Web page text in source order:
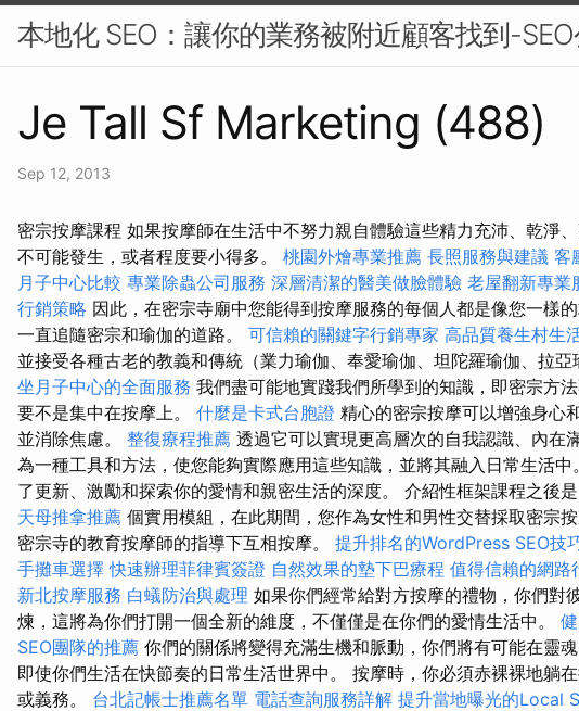
本地化 SEO：讓你的業務被附近顧客找到-SEO
Je Tall Sf Marketing (488)
Sep 12, 2013
密宗按摩課程 如果按摩師在生活中不努力親自體驗這些精力充沛、乾淨
不可能發生，或者程度要小得多。 桃園外燴專業推薦 長照服務與建議 客
月子中心比較 專業除蟲公司服務 深層清潔的醫美做臉體驗 老屋翻新專業
行銷策略 因此，在密宗寺廟中您能得到按摩服務的每個人都是像您一樣
一直追隨密宗和瑜伽的道路。 可信賴的關鍵字行銷專家 高品質養生村生
並接受各種古老的教義和傳統（業力瑜伽、奉愛瑜伽、坦陀羅瑜伽、拉亞
坐月子中心的全面服務 我們盡可能地實踐我們所學到的知識，即密宗方
要不是集中在按摩上。 什麼是卡式台胞證 精心的密宗按摩可以增強身心
並消除焦慮。 整復療程推薦 透過它可以實現更高層次的自我認識、內在
為一種工具和方法，使您能夠實際應用這些知識，並將其融入日常生活
了更新、激勵和探索你的愛情和親密生活的深度。 介紹性框架課程之後
天母推拿推薦 個實用模組，在此期間，您作為女性和男性交替採取密宗
密宗寺的教育按摩師的指導下互相按摩。 提升排名的WordPress SEO技
手攤車選擇 快速辦理菲律賓簽證 自然效果的墊下巴療程 值得信賴的網路
新北按摩服務 白蟻防治與處理 如果你們經常給對方按摩的禮物，你們對
煉，這將為你們打開一個全新的維度，不僅僅是在你們的愛情生活中。
SEO團隊的推薦 你們的關係將變得充滿生機和脈動，你們將有可能在
即使你們生活在快節奏的日常生活世界中。 按摩時，你必須赤裸裸地躺
或義務。 台北記帳士推薦名單 電話查詢服務詳解 提升當地曝光的Local